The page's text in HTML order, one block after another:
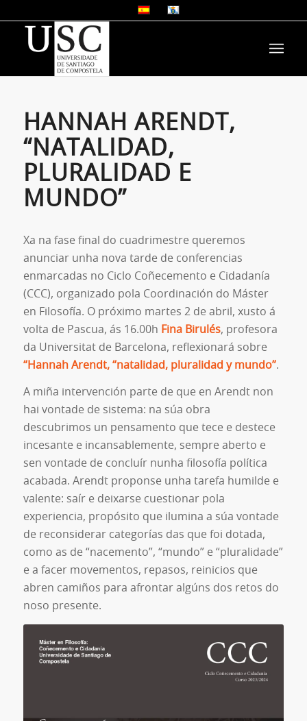
HANNAH ARENDT,
“NATALIDAD,
PLURALIDAD E
MUNDO”
Xa na fase final do cuadrimestre queremos
anunciar unha nova tarde de conferencias
enmarcadas no Ciclo Coñecemento e Cidadanía
(CCC), organizado pola Coordinación do Máster
en Filosofía. O próximo martes 2 de abril, xusto á
volta de Pascua, ás 16.00h Fina Birulés, profesora
da Universitat de Barcelona, reflexionará sobre
“Hannah Arendt, “natalidad, pluralidad y mundo”.
A miña intervención parte de que en Arendt non
hai vontade de sistema: na súa obra
descubrimos un pensamento que tece e destece
incesante e incansablemente, sempre aberto e
sen vontade de concluír nunha filosofía política
acabada. Arendt proponse unha tarefa humilde e
valente: saír e deixarse ​​cuestionar pola
experiencia, propósito que ilumina a súa vontade
de reconsiderar categorías das que foi dotada,
como as de “nacemento”, “mundo” e “pluralidade”
e a facer movementos, repasos, reinicios que
abren camiños para afrontar algúns dos retos do
noso presente.